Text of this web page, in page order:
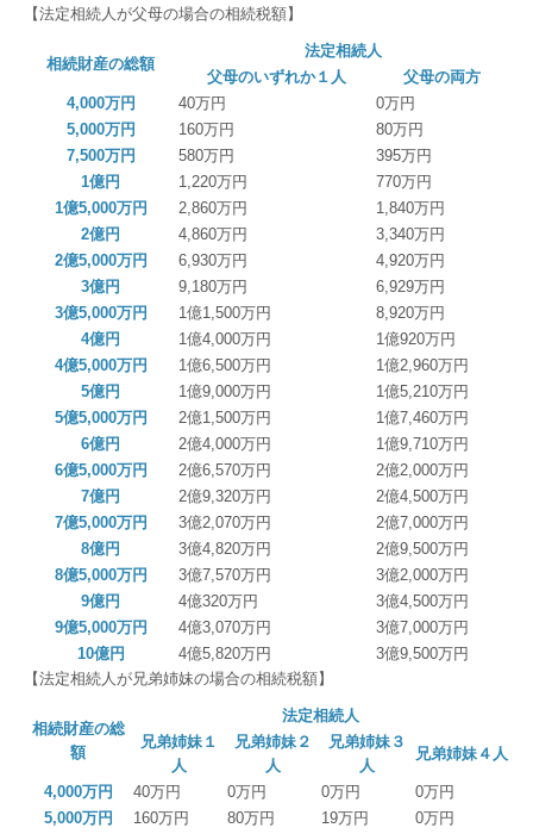
【法定相続人が父母の場合の相続税額】
相続財産の総額
法定相続人
父母のいずれか１人
父母の両方
4,000万円
40万円
0万円
5,000万円
160万円
80万円
7,500万円
580万円
395万円
1億円
1,220万円
770万円
1億5,000万円
2,860万円
1,840万円
2億円
4,860万円
3,340万円
2億5,000万円
6,930万円
4,920万円
3億円
9,180万円
6,929万円
3億5,000万円
1億1,500万円
8,920万円
4億円
1億4,000万円
1億920万円
4億5,000万円
1億6,500万円
1億2,960万円
5億円
1億9,000万円
1億5,210万円
5億5,000万円
2億1,500万円
1億7,460万円
6億円
2億4,000万円
1億9,710万円
6億5,000万円
2億6,570万円
2億2,000万円
7億円
2億9,320万円
2億4,500万円
7億5,000万円
3億2,070万円
2億7,000万円
8億円
3億4,820万円
2億9,500万円
8億5,000万円
3億7,570万円
3億2,000万円
9億円
4億320万円
3億4,500万円
9億5,000万円
4億3,070万円
3億7,000万円
10億円
4億5,820万円
3億9,500万円
【法定相続人が兄弟姉妹の場合の相続税額】
相続財産の総
額
法定相続人
兄弟姉妹１
人
兄弟姉妹２
人
兄弟姉妹３
人
兄弟姉妹４人
4,000万円 40万円 0万円 0万円
0万円
5,000万円
160万円 80万円 19万円
0万円